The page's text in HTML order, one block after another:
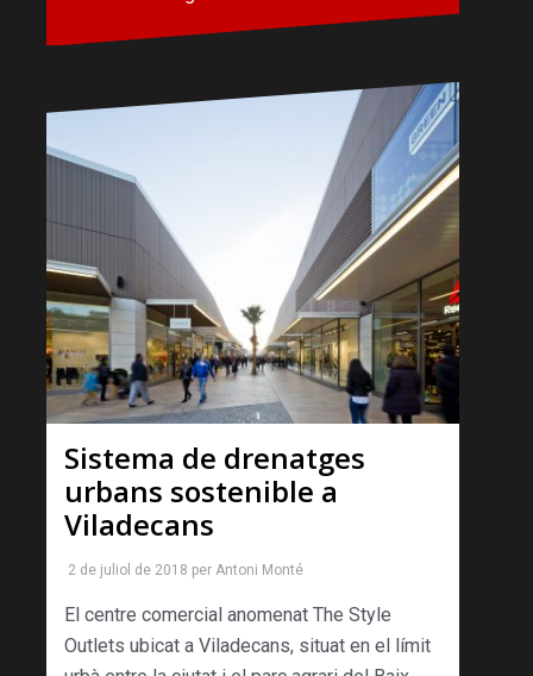
Sistema de drenatges
urbans sostenible a
Viladecans
2 de juliol de 2018 per Antoni Monté
El centre comercial anomenat The Style
Outlets ubicat a Viladecans, situat en el límit